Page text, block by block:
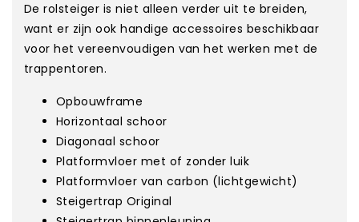
De rolsteiger is niet alleen verder uit te breiden,
want er zijn ook handige accessoires beschikbaar
voor het vereenvoudigen van het werken met de
trappentoren.
Opbouwframe
Horizontaal schoor
Diagonaal schoor
Platformvloer met of zonder luik
Platformvloer van carbon (lichtgewicht)
Steigertrap Original